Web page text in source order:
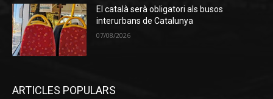
El català serà obligatori als busos
interurbans de Catalunya
07/08/2026
ARTICLES POPULARS